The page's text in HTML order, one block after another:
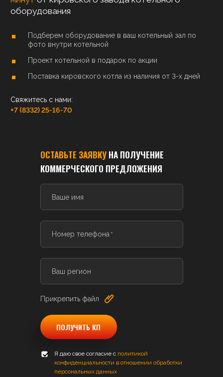
оборудования
Подберем оборудование в ваш котельный зал по
фото внутри котельной
Проект котельной в подарок по акции
Поставка кировского котла из наличия от 3-х дней
Свяжитесь с нами:
+7 (8332) 25-16-70
ОСТАВЬТЕ ЗАЯВКУНА ПОЛУЧЕНИЕ
КОММЕРЧЕСКОГО ПРЕДЛОЖЕНИЯ
Ваше имя
Номер телефона
Ваш регион
Прикрепить файл
ПОЛУЧИТЬ КП
Я даю свое согласие с политикой
конфиденциальности в отношении обработки
персональных данных